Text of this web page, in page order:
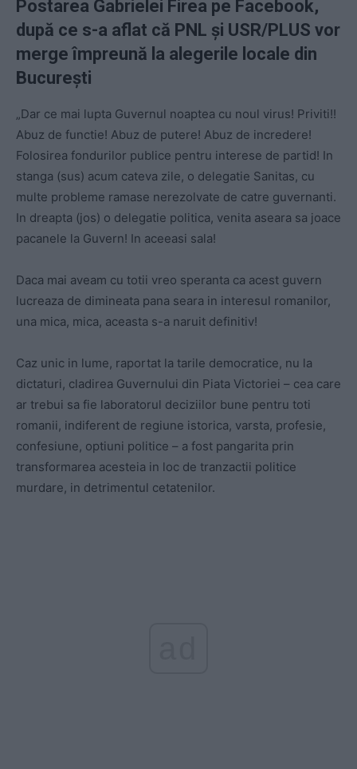
Postarea Gabrielei Firea pe Facebook,
după ce s-a aflat că PNL și USR/PLUS vor
merge împreună la alegerile locale din
București
„Dar ce mai lupta Guvernul noaptea cu noul virus! Priviti!!
Abuz de functie! Abuz de putere! Abuz de incredere!
Folosirea fondurilor publice pentru interese de partid! In
stanga (sus) acum cateva zile, o delegatie Sanitas, cu
multe probleme ramase nerezolvate de catre guvernanti.
In dreapta (jos) o delegatie politica, venita aseara sa joace
pacanele la Guvern! In aceeasi sala!
Daca mai aveam cu totii vreo speranta ca acest guvern
lucreaza de dimineata pana seara in interesul romanilor,
una mica, mica, aceasta s-a naruit definitiv!
Caz unic in lume, raportat la tarile democratice, nu la
dictaturi, cladirea Guvernului din Piata Victoriei – cea care
ar trebui sa fie laboratorul deciziilor bune pentru toti
romanii, indiferent de regiune istorica, varsta, profesie,
confesiune, optiuni politice – a fost pangarita prin
transformarea acesteia in loc de tranzactii politice
murdare, in detrimentul cetatenilor.